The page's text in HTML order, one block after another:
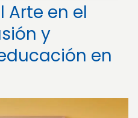
Arte en el
y
en